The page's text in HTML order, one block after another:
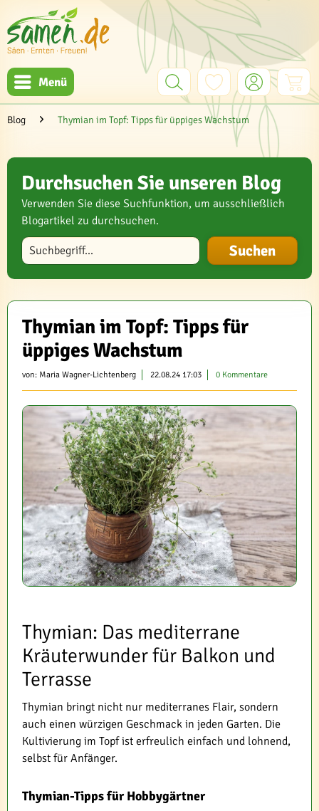
Menü
Blog Thymian im Topf: Tipps für üppiges Wachstum
Durchsuchen Sie unseren Blog
Verwenden Sie diese Suchfunktion, um ausschließlich
Blogartikel zu durchsuchen.
Blog durchsuchen
Thymian im Topf: Tipps für
üppiges Wachstum
von: Maria Wagner-Lichtenberg 22.08.24 17:03 0 Kommentare
Thymian: Das mediterrane
Kräuterwunder für Balkon und
Terrasse
Thymian bringt nicht nur mediterranes Flair, sondern
auch einen würzigen Geschmack in jeden Garten. Die
Kultivierung im Topf ist erfreulich einfach und lohnend,
selbst für Anfänger.
Thymian-Tipps für Hobbygärtner